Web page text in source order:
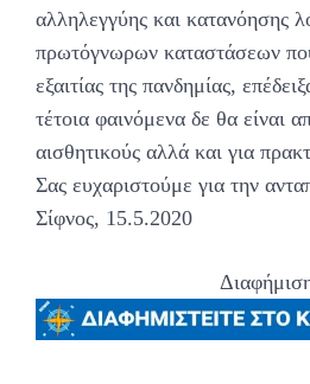
αλληλεγγύης και κατανόησης
πρωτόγνωρων καταστάσεων
εξαιτίας της πανδημίας,
τέτοια φαινόμενα δε θα είναι
αισθητικούς αλλά και για
Σας ευχαριστούμε για την
Σίφνος, 15.5.2020